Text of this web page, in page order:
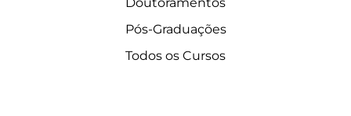
Pós-Graduações
Todos os Cursos